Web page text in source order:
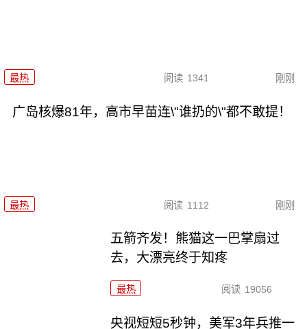
最热 阅读 1341 刚刚
广岛核爆81年，高市早苗连\"谁扔的\"都不敢提！
最热 阅读 1112 刚刚
五箭齐发！熊猫这一巴掌扇过
去，大漂亮终于知疼
最热 阅读 19056
央视短短5秒钟，美军3年兵推一